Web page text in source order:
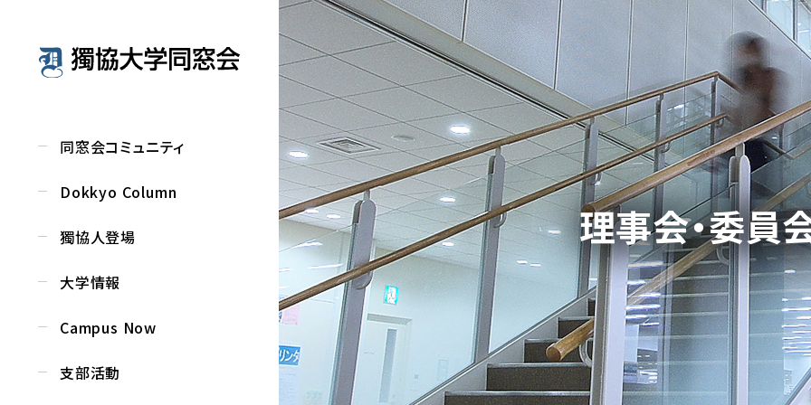
同窓会コミュニティ
Dokkyo Column
獨協人登場
大学情報
Campus Now
支部活動
理事会・委員